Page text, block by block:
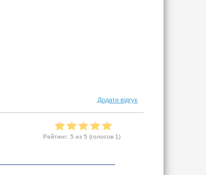
Додати відгук
Рейтинг: 5 из 5 (голосов 1)